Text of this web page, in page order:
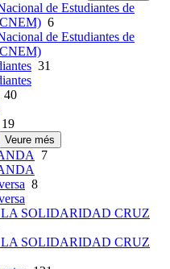
de Estudiantes de
6
de Estudiantes de
31
40
19
Veure més
7
8
SOLIDARIDAD CRUZ
SOLIDARIDAD CRUZ